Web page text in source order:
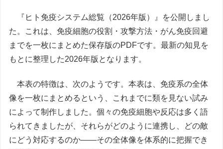
『ヒト免疫システム総覧（2026年版）』を公開しまし
た。これは、免疫細胞の役割・攻撃方法・がん免疫回避
までを一枚にまとめた保存版のPDFです。最新の知見を
もとに整理した2026年版となります。
本表の特徴は、次のようです。本表は、免疫系の全体
像を一枚にまとめるという、これまでに類を見ない試み
によって制作しました。個々の免疫細胞や反応は多く語
られてきましたが、それらがどのように連携し、どの敵
にどう対応するのか――その全体像を体系的に把握でき